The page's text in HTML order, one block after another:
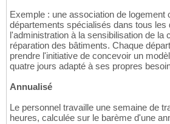
Exemple : une association de logement
départements spécialisés dans tous les
l'administration à la sensibilisation de la
réparation des bâtiments. Chaque
prendre l'initiative de concevoir un
quatre jours adapté à ses propres
Annualisé
Le personnel travaille une semaine de
heures, calculée sur le barème d'une